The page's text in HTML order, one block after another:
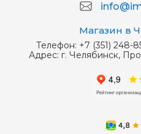
Магазин в
Телефон: +7 (351) 248-
Адрес: г. Челябинск,